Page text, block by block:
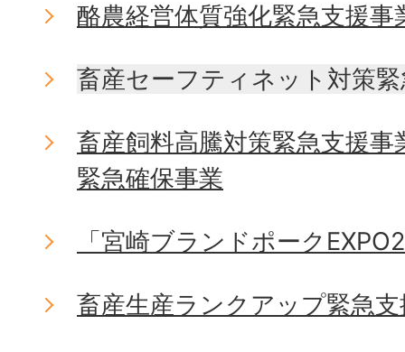
酪農経営体質強化緊急支援事
畜産セーフティネット対策
畜産飼料高騰対策緊急支援
緊急確保事業
「宮崎ブランドポーク
畜産生産ランクアップ緊急